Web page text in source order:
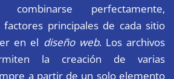
perfectamente,
factores principales de cada sitio
en el diseño web. Los archivos
la creación de varias
a partir de un solo elemento